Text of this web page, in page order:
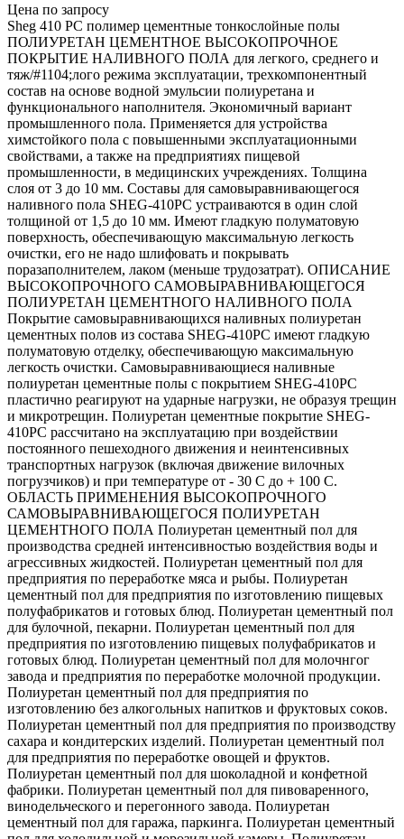
Цена по запросу
Sheg 410 PC полимер цементные тонкослойные полы
ПОЛИУРЕТАН ЦЕМЕНТНОЕ ВЫСОКОПРОЧНОЕ
ПОКРЫТИЕ НАЛИВНОГО ПОЛА для легкого, среднего и
тяж/#1104;лого режима эксплуатации, трехкомпонентный
состав на основе водной эмульсии полиуретана и
функционального наполнителя. Экономичный вариант
промышленного пола. Применяется для устройства
химстойкого пола с повышенными эксплуатационными
свойствами, а также на предприятиях пищевой
промышленности, в медицинских учреждениях. Толщина
слоя от 3 до 10 мм. Составы для самовыравнивающегося
наливного пола SHEG-410PC устраиваются в один слой
толщиной от 1,5 до 10 мм. Имеют гладкую полуматовую
поверхность, обеспечивающую максимальную легкость
очистки, его не надо шлифовать и покрывать
поразаполнителем, лаком (меньше трудозатрат). ОПИСАНИЕ
ВЫСОКОПРОЧНОГО САМОВЫРАВНИВАЮЩЕГОСЯ
ПОЛИУРЕТАН ЦЕМЕНТНОГО НАЛИВНОГО ПОЛА
Покрытие самовыравнивающихся наливных полиуретан
цементных полов из состава SHEG-410PC имеют гладкую
полуматовую отделку, обеспечивающую максимальную
легкость очистки. Самовыравнивающиеся наливные
полиуретан цементные полы с покрытием SHEG-410PC
пластично реагируют на ударные нагрузки, не образуя трещин
и микротрещин. Полиуретан цементные покрытие SHEG-
410PC рассчитано на эксплуатацию при воздействии
постоянного пешеходного движения и неинтенсивных
транспортных нагрузок (включая движение вилочных
погрузчиков) и при температуре от - 30 С до + 100 С.
ОБЛАСТЬ ПРИМЕНЕНИЯ ВЫСОКОПРОЧНОГО
САМОВЫРАВНИВАЮЩЕГОСЯ ПОЛИУРЕТАН
ЦЕМЕНТНОГО ПОЛА Полиуретан цементный пол для
производства средней интенсивностью воздействия воды и
агрессивных жидкостей. Полиуретан цементный пол для
предприятия по переработке мяса и рыбы. Полиуретан
цементный пол для предприятия по изготовлению пищевых
полуфабрикатов и готовых блюд. Полиуретан цементный пол
для булочной, пекарни. Полиуретан цементный пол для
предприятия по изготовлению пищевых полуфабрикатов и
готовых блюд. Полиуретан цементный пол для молочнгог
завода и предприятия по переработке молочной продукции.
Полиуретан цементный пол для предприятия по
изготовлению без алкогольных напитков и фруктовых соков.
Полиуретан цементный пол для предприятия по производству
сахара и кондитерских изделий. Полиуретан цементный пол
для предприятия по переработке овощей и фруктов.
Полиуретан цементный пол для шоколадной и конфетной
фабрики. Полиуретан цементный пол для пивоваренного,
винодельческого и перегонного завода. Полиуретан
цементный пол для гаража, паркинга. Полиуретан цементный